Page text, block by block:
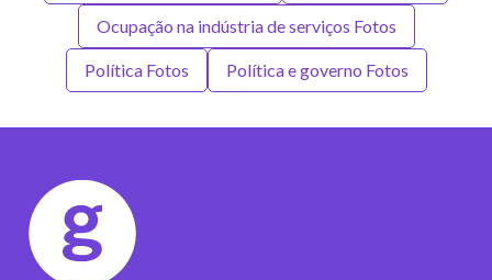
Ocupação na indústria de serviços Fotos
Política Fotos Política e governo Fotos